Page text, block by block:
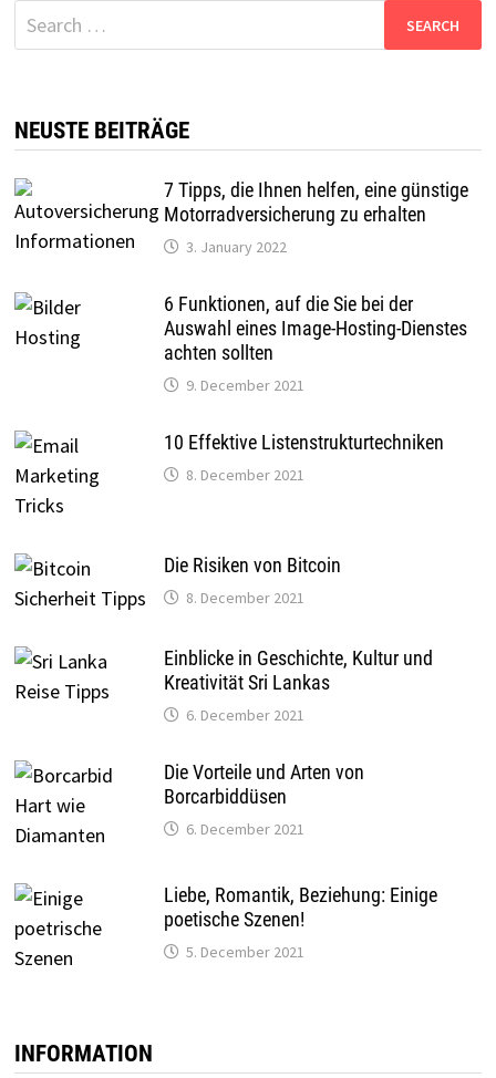
Search
for:
NEUSTE BEITRÄGE
7 Tipps, die Ihnen helfen, eine günstige
Motorradversicherung zu erhalten
3. January 2022
6 Funktionen, auf die Sie bei der
Auswahl eines Image-Hosting-Dienstes
achten sollten
9. December 2021
10 Effektive Listenstrukturtechniken
8. December 2021
Die Risiken von Bitcoin
8. December 2021
Einblicke in Geschichte, Kultur und
Kreativität Sri Lankas
6. December 2021
Die Vorteile und Arten von
Borcarbiddüsen
6. December 2021
Liebe, Romantik, Beziehung: Einige
poetische Szenen!
5. December 2021
INFORMATION